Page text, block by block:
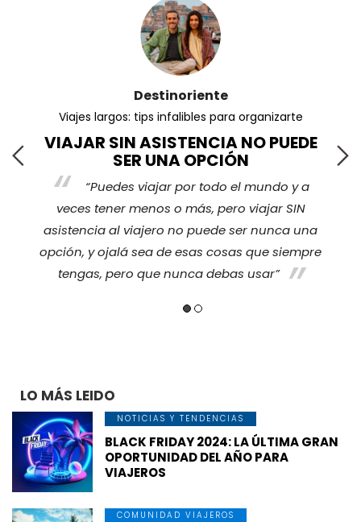
Destinoriente
Viajes largos: tips infalibles para organizarte
VIAJAR SIN ASISTENCIA NO PUEDE
SER UNA OPCIÓN
“Puedes viajar por todo el mundo y a
veces tener menos o más, pero viajar SIN
asistencia al viajero no puede ser nunca una
opción, y ojalá sea de esas cosas que siempre
tengas, pero que nunca debas usar”
LO MÁS LEIDO
NOTICIAS Y TENDENCIAS
BLACK FRIDAY 2024: LA ÚLTIMA GRAN
OPORTUNIDAD DEL AÑO PARA
VIAJEROS
COMUNIDAD VIAJEROS